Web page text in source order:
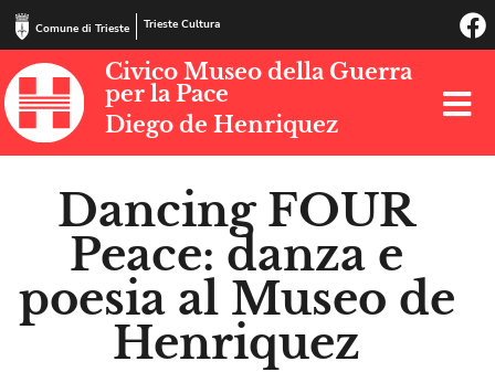
Comune di Trieste Trieste Cultura
Civico Museo della Guerra
per la Pace
Diego de Henriquez
Dancing FOUR
Peace: danza e
poesia al Museo de
Henriquez